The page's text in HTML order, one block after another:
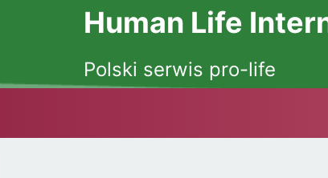
Human Life
Polski serwis pro-life